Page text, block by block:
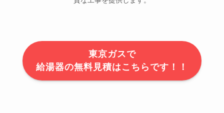
東京ガスで
給湯器の無料見積はこちらです！！